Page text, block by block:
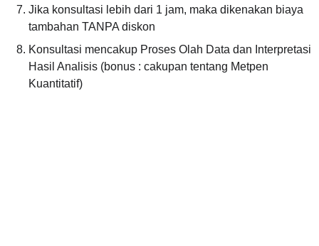
Jika konsultasi lebih dari 1 jam, maka dikenakan biaya
tambahan TANPA diskon
Konsultasi mencakup Proses Olah Data dan Interpretasi
Hasil Analisis (bonus : cakupan tentang Metpen
Kuantitatif)